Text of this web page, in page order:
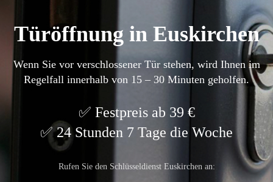
Türöffnung in Euskirchen
Wenn Sie vor verschlossener Tür stehen, wird Ihnen im
Regelfall innerhalb von 15 – 30 Minuten geholfen.
Festpreis ab 39 €
24 Stunden 7 Tage die Woche
Rufen Sie den Schlüsseldienst Euskirchen an: